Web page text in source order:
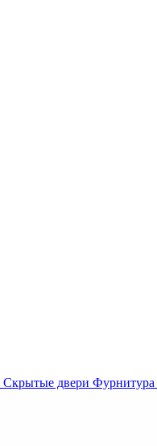
Скрытые двери Фурнитура